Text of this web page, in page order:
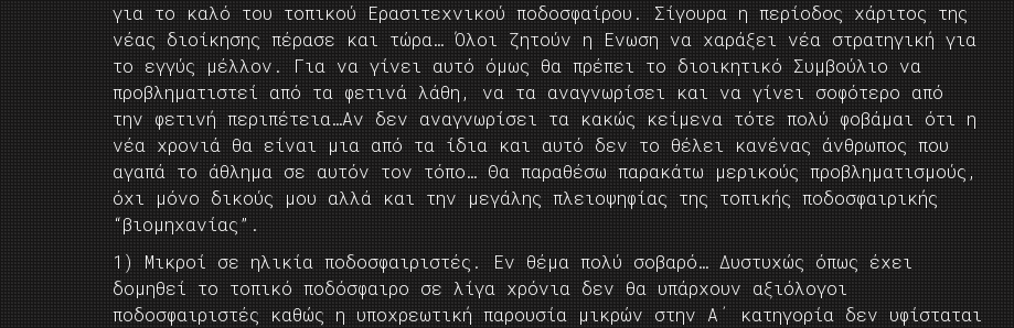
για το καλό του τοπικού Ερασιτεχνικού ποδοσφαίρου. Σίγουρα η περίοδος χάριτος της
νέας διοίκησης πέρασε και τώρα… Όλοι ζητούν η Ενωση να χαράξει νέα στρατηγική για
το εγγύς μέλλον. Για να γίνει αυτό όμως θα πρέπει το διοικητικό Συμβούλιο να
προβληματιστεί από τα φετινά λάθη, να τα αναγνωρίσει και να γίνει σοφότερο από
την φετινή περιπέτεια…Αν δεν αναγνωρίσει τα κακώς κείμενα τότε πολύ φοβάμαι ότι η
νέα χρονιά θα είναι μια από τα ίδια και αυτό δεν το θέλει κανένας άνθρωπος που
αγαπά το άθλημα σε αυτόν τον τόπο… Θα παραθέσω παρακάτω μερικούς προβληματισμούς,
όχι μόνο δικούς μου αλλά και την μεγάλης πλειοψηφίας της τοπικής ποδοσφαιρικής
“βιομηχανίας”.
1) Μικροί σε ηλικία ποδοσφαιριστές. Εν θέμα πολύ σοβαρό… Δυστυχώς όπως έχει
δομηθεί το τοπικό ποδόσφαιρο σε λίγα χρόνια δεν θα υπάρχουν αξιόλογοι
ποδοσφαιριστές καθώς η υποχρεωτική παρουσία μικρών στην Α΄ κατηγορία δεν υφίσταται